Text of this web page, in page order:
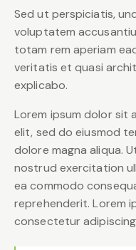
Sed ut perspiciatis,
voluptatem
totam rem aperiam
veritatis et quasi
explicabo.
Lorem ipsum dolor sit
elit, sed do eiusmod
dolore magna aliqua.
nostrud exercitation
ea commodo
reprehenderit. Lorem
consectetur